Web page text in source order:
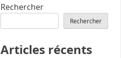
Rechercher
Rechercher
Articles récents